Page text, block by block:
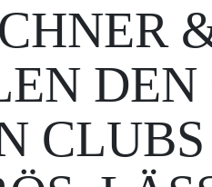
DEN